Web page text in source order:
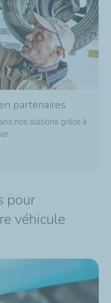
partenaires
nos stations grâce à
pour
véhicule